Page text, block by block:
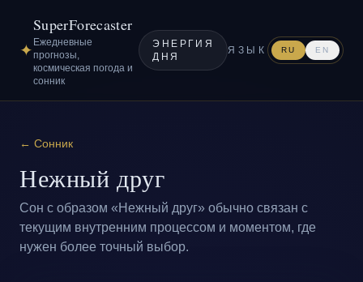
✦
SuperForecaster
Ежедневные
прогнозы,
космическая погода и
сонник
ЭНЕРГИЯ
ДНЯ
ЯЗЫК RU EN
← Сонник
Нежный друг
Сон с образом «Нежный друг» обычно связан с
текущим внутренним процессом и моментом, где
нужен более точный выбор.